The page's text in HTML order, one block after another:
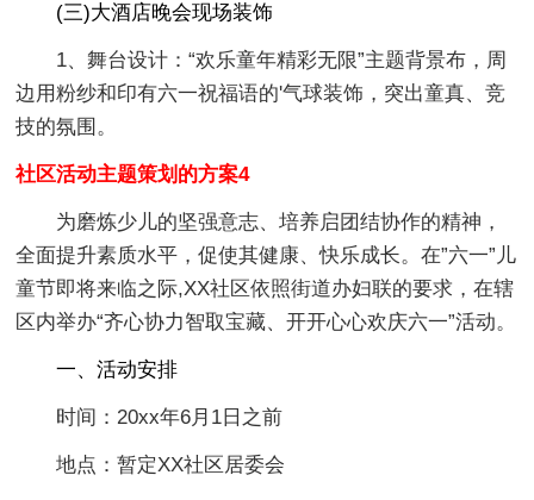
(三)大酒店晚会现场装饰
1、舞台设计：“欢乐童年精彩无限”主题背景布，周
边用粉纱和印有六一祝福语的'气球装饰，突出童真、竞
技的氛围。
社区活动主题策划的方案4
为磨炼少儿的坚强意志、培养启团结协作的精神，
全面提升素质水平，促使其健康、快乐成长。在”六一”儿
童节即将来临之际,XX社区依照街道办妇联的要求，在辖
区内举办“齐心协力智取宝藏、开开心心欢庆六一”活动。
一、活动安排
时间：20xx年6月1日之前
地点：暂定XX社区居委会